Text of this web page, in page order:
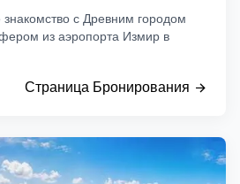
с Древним городом
из аэропорта Измир в
Страница Бронирования